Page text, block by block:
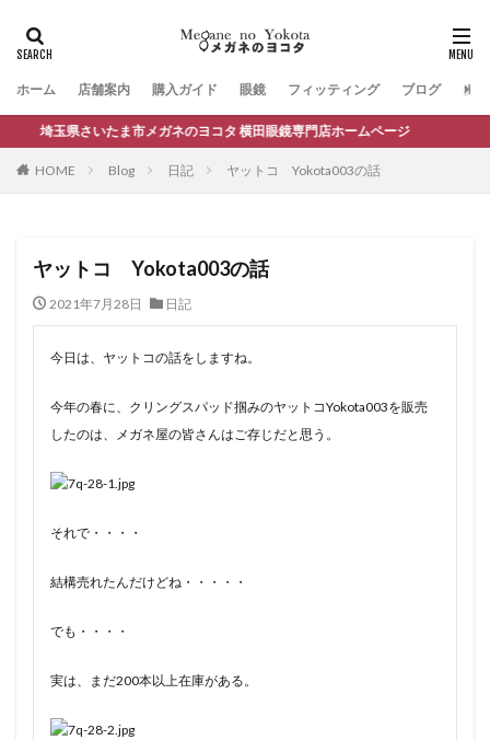
ホーム 店舗案内 購入ガイド 眼鏡 フィッティング ブログ お
埼玉県さいたま市メガネのヨコタ 横田眼鏡専門店ホームページ
HOME Blog 日記 ヤットコ Yokota003の話
ヤットコ Yokota003の話
2021年7月28日 日記
今日は、ヤットコの話をしますね。
今年の春に、クリングスパッド掴みのヤットコYokota003を販売
したのは、メガネ屋の皆さんはご存じだと思う。
それで・・・・
結構売れたんだけどね・・・・・
でも・・・・
実は、まだ200本以上在庫がある。